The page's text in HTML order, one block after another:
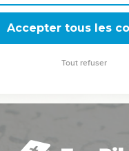
vos tremplins. Que vous
groupe ou une famille, leur
Accepter tous les
Tout refuser